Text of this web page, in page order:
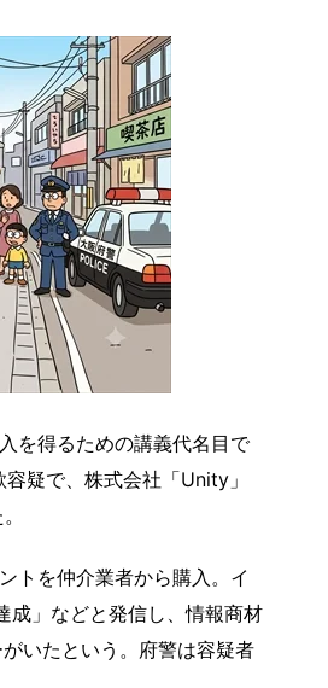
を得るための講義代名目で
疑で、株式会社「Unity」
トを仲介業者から購入。イ
成」などと発信し、情報商材
いたという。府警は容疑者